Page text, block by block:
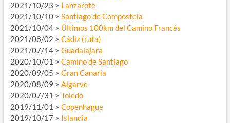
2021/10/23 > Lanzarote
2021/10/10 > Santiago de Compostela
2021/10/04 > Últimos 100km del Camino Francés
2021/08/02 > Cádiz (ruta)
2021/07/14 > Guadalajara
2020/10/01 > Camino de Santiago
2020/09/05 > Gran Canaria
2020/08/09 > Algarve
2020/07/31 > Toledo
2019/11/01 > Copenhague
2019/10/17 > Islandia